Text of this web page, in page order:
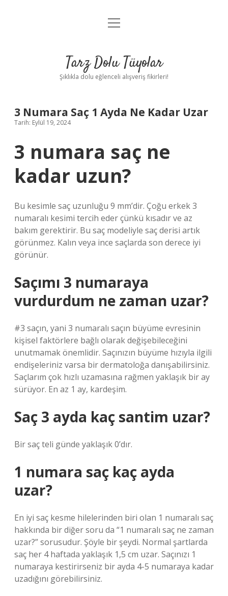
Anasayfa
Yasal Uyarı
menüyü
Tarz Dolu Tüyolar
Şıklıkla dolu eğlenceli alışveriş fikirleri!
3 Numara Saç 1 Ayda Ne Kadar Uzar
Tarih: Eylül 19, 2024
3 numara saç ne
kadar uzun?
Bu kesimle saç uzunluğu 9 mm’dir. Çoğu erkek 3
numaralı kesimi tercih eder çünkü kısadır ve az
bakım gerektirir. Bu saç modeliyle saç derisi artık
görünmez. Kalın veya ince saçlarda son derece iyi
görünür.
Saçımı 3 numaraya
vurdurdum ne zaman uzar?
#3 saçın, yani 3 numaralı saçın büyüme evresinin
kişisel faktörlere bağlı olarak değişebileceğini
unutmamak önemlidir. Saçınızın büyüme hızıyla ilgili
endişeleriniz varsa bir dermatoloğa danışabilirsiniz.
Saçlarım çok hızlı uzamasına rağmen yaklaşık bir ay
sürüyor. En az 1 ay, kardeşim.
Saç 3 ayda kaç santim uzar?
Bir saç teli günde yaklaşık 0’dır.
1 numara saç kaç ayda
uzar?
En iyi saç kesme hilelerinden biri olan 1 numaralı saç
hakkında bir diğer soru da “1 numaralı saç ne zaman
uzar?” sorusudur. Şöyle bir şeydi. Normal şartlarda
saç her 4 haftada yaklaşık 1,5 cm uzar. Saçınızı 1
numaraya kestirirseniz bir ayda 4-5 numaraya kadar
uzadığını görebilirsiniz.